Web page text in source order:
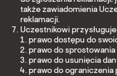
także zawiadomienia
reklamacji.
Uczestnikowi
prawo dostępu do
prawo do
prawo do usunięcia
prawo do ograniczenia